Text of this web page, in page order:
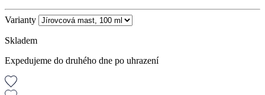
Varianty
Skladem
Expedujeme do druhého dne po uhrazení